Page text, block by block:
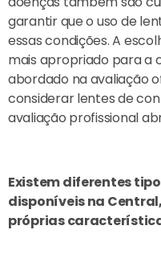
garantir que o uso de
essas condições. A
mais apropriado para a
abordado na avaliação
considerar lentes de
avaliação profissional
Existem diferentes
disponíveis na
próprias